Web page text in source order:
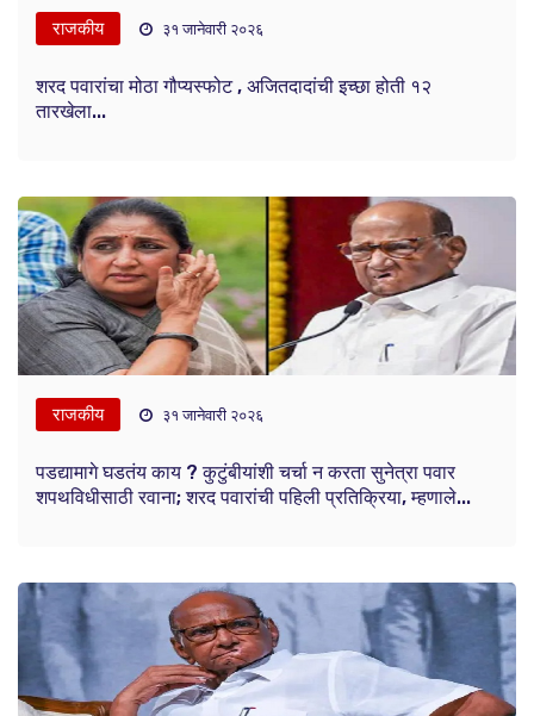
राजकीय ३१ जानेवारी २०२६
शरद पवारांचा मोठा गौप्यस्फोट , अजितदादांची इच्छा होती १२
तारखेला...
राजकीय ३१ जानेवारी २०२६
पडद्यामागे घडतंय काय ? कुटुंबीयांशी चर्चा न करता सुनेत्रा पवार
शपथविधीसाठी रवाना; शरद पवारांची पहिली प्रतिक्रिया, म्हणाले...